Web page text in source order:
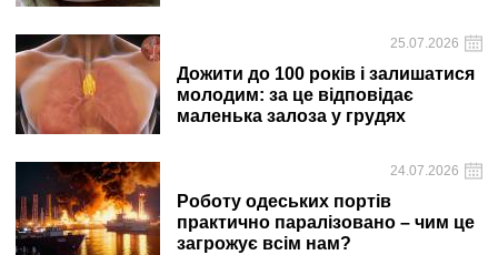
25.07.2026
Дожити до 100 років і залишатися
молодим: за це відповідає
маленька залоза у грудях
24.07.2026
Роботу одеських портів
практично паралізовано – чим це
загрожує всім нам?